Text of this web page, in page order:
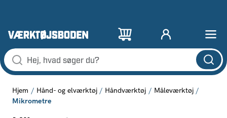
Hjem Hånd- og elværktøj Håndværktøj Måleværktøj
Mikrometre